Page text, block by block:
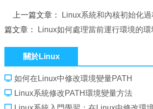
上一篇文章： Linux系統和內核初始化
篇文章：
Linux如何處理當前運行環境的環
關於Linux
如何在Linux中修改環境變量PATH
Linux系統修改PATH環境變量方法